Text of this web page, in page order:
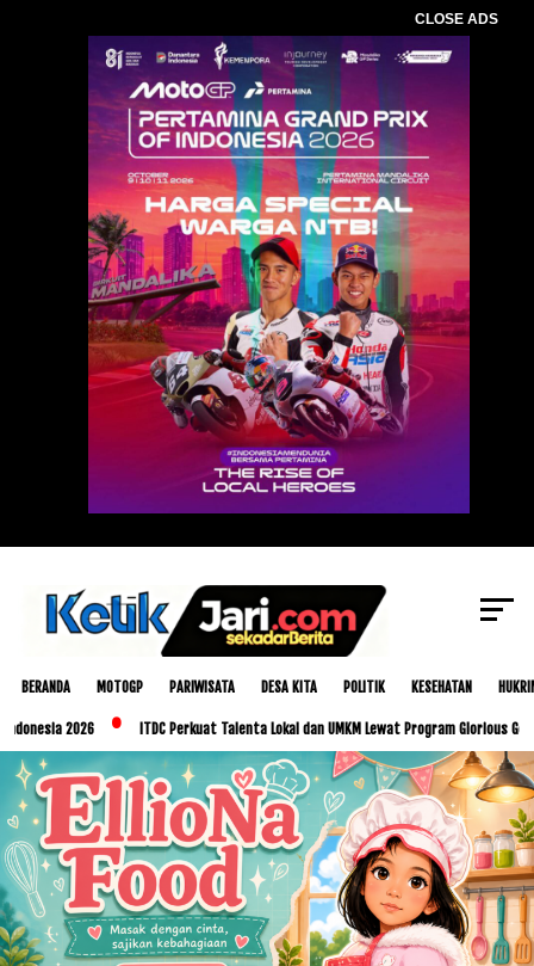
CLOSE ADS
BERANDA MOTOGP PARIWISATA DESA KITA POLITIK KESEHATAN
ITDC Perkuat Talenta Lokal dan UMKM Lewat Program Glorious Golo Mori